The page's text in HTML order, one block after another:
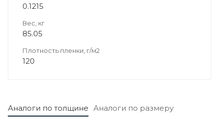
0.1215
Вес, кг
85.05
Плотность пленки, г/м2
120
Аналоги по толщине Аналоги по размеру